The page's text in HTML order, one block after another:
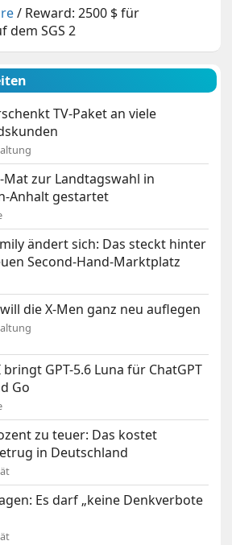
/ Reward: 2500 $ für
dem SGS 2
TV-Paket an viele
Mat zur Landtagswahl in
Anhalt gestartet
ändert sich: Das steckt hinter
Second-Hand-Marktplatz
die X-Men ganz neu auflegen
bringt GPT-5.6 Luna für ChatGPT
Go
zu teuer: Das kostet
in Deutschland
Es darf „keine Denkverbote